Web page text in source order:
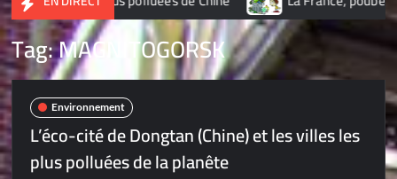
Tag:MAGNITOGORSK
Environnement
L’éco-cité de Dongtan (Chine) et les villes les
plus polluées de la planête